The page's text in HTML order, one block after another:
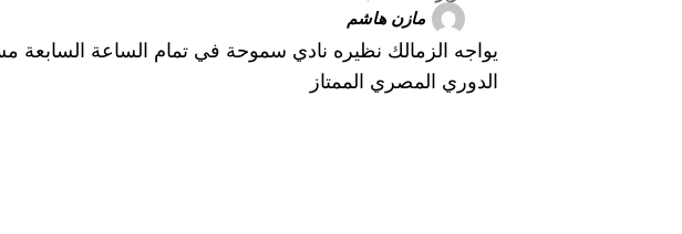
مازن هاشم
يواجه الزمالك نظيره نادي سموحة في تمام الساعة السابعة
الدوري المصري الممتاز